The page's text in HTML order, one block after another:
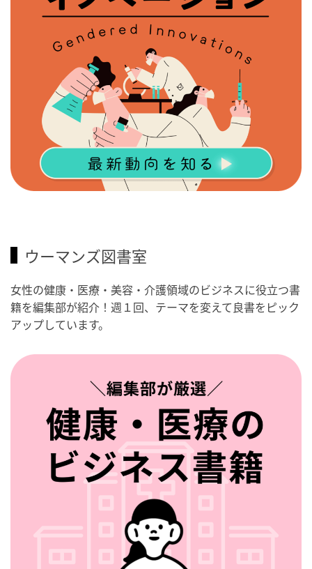
ウーマンズ図書室
女性の健康・医療・美容・介護領域のビジネスに役立つ書
籍を編集部が紹介！週１回、テーマを変えて良書をピック
アップしています。